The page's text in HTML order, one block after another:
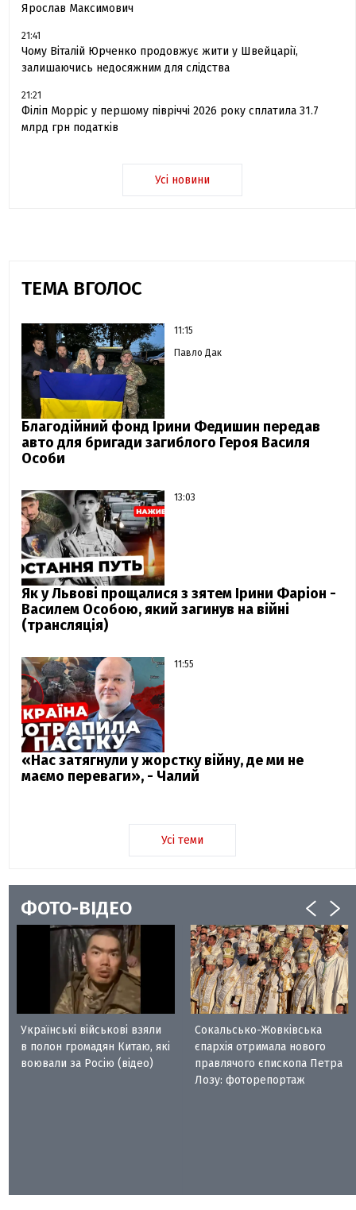
Ярослав Максимович
21:41
Чому Віталій Юрченко продовжує жити у Швейцарії,
залишаючись недосяжним для слідства
21:21
Філіп Морріс у першому півріччі 2026 року сплатила 31.7
млрд грн податків
Усі новини
ТЕМА ВГОЛОС
11:15
Павло Дак
Благодійний фонд Ірини Федишин передав
авто для бригади загиблого Героя Василя
Особи
13:03
Як у Львові прощалися з зятем Ірини Фаріон -
Василем Особою, який загинув на війні
(трансляція)
11:55
«Нас затягнули у жорстку війну, де ми не
маємо переваги», - Чалий
Усі теми
ФОТО-ВІДЕО
Українські військові взяли
в полон громадян Китаю, які
воювали за Росію (відео)
Сокальсько-Жовківська
єпархія отримала нового
правлячого єпископа Петра
Лозу: фоторепортаж